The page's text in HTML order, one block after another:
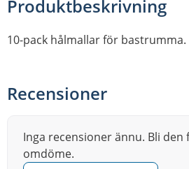
Produktbeskrivning
10-pack hålmallar för bastrumma.
Recensioner
Inga recensioner ännu. Bli
omdöme.